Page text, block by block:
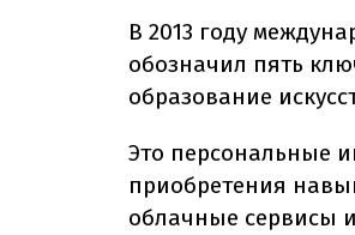
В 2013 году
обозначил пять
образование
Это персональные
приобретения
облачные сервисы